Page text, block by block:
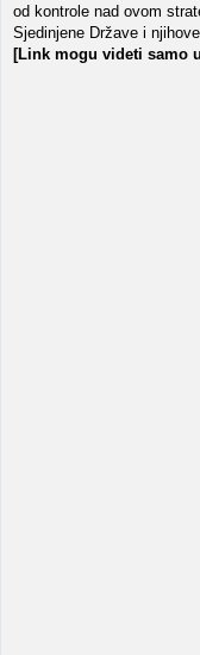
od kontrole nad ovom
Sjedinjene Države i
[Link mogu videti samo